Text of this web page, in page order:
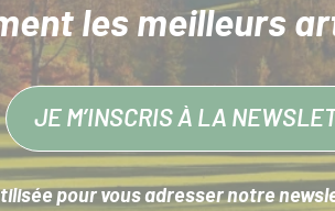
les meilleurs
JE M’INSCRIS À LA
pour vous adresser notre